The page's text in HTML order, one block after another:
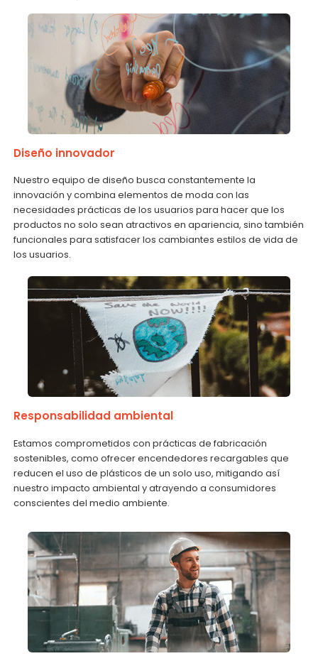
Diseño innovador
Nuestro equipo de diseño busca constantemente la
innovación y combina elementos de moda con las
necesidades prácticas de los usuarios para hacer que los
productos no solo sean atractivos en apariencia, sino también
funcionales para satisfacer los cambiantes estilos de vida de
los usuarios.
Responsabilidad ambiental
Estamos comprometidos con prácticas de fabricación
sostenibles, como ofrecer encendedores recargables que
reducen el uso de plásticos de un solo uso, mitigando así
nuestro impacto ambiental y atrayendo a consumidores
conscientes del medio ambiente.